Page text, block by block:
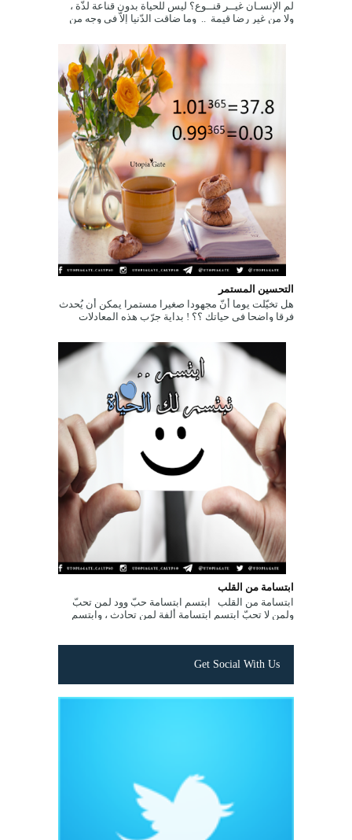
لم الإنسـان غيــر قنــوع؟ ليس للحياة بدون قناعة لذّة ،
ولا من غير رضا قيمة .. وما ضاقت الدّنيا إلاّ في وجه من
التحسين المستمر
هل تخيّلت يوما أنّ مجهودا صغيرا مستمرا يمكن أن يُحدث
فرقا واضحا في حياتك ؟؟ ! بداية جرّب هذه المعادلات
ابتسامة من القلب
ابتسامة من القلب ابتسم ابتسامة حبّ وود لمن تحبّ
ولمن لا تحبّ ابتسم ابتسامة ألفة لمن تحادث ، وابتسم
Get Social With Us